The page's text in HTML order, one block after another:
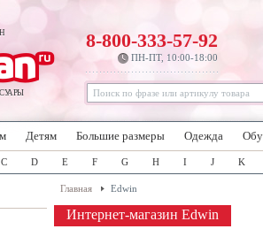
8-800-333-57-92
ПН-ПТ, 10:00-18:00
Детям Большие размеры Одежда
C D E F G H I J K
Главная Edwin
Интернет-магазин Edwin